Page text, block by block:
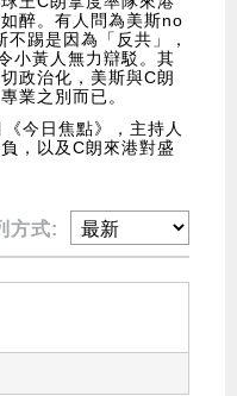
醉。有人問為美斯no
踢是因為「反共」，
小黃人無力辯駁。其
政治化，美斯與C朗
業之別而已。
今日焦點》，主持人
，以及C朗來港對盛
方式: